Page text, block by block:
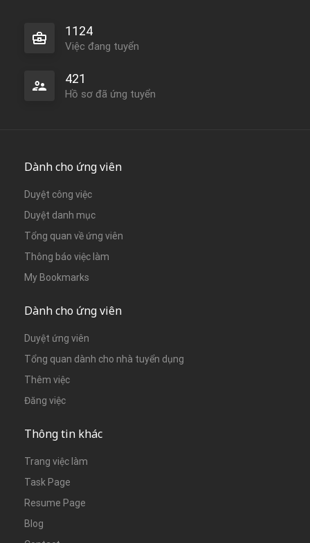
1124
Việc đang tuyển
421
Hồ sơ đã ứng tuyển
Dành cho ứng viên
Duyệt công việc
Duyệt danh mục
Tổng quan về ứng viên
Thông báo việc làm
My Bookmarks
Dành cho ứng viên
Duyệt ứng viên
Tổng quan dành cho nhà tuyển dụng
Thêm việc
Đăng việc
Thông tin khác
Trang việc làm
Task Page
Resume Page
Blog